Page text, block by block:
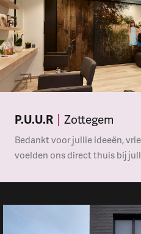
P.U.U.R Zottegem
Bedankt voor jullie ideeën,
voelden ons direct thuis bij